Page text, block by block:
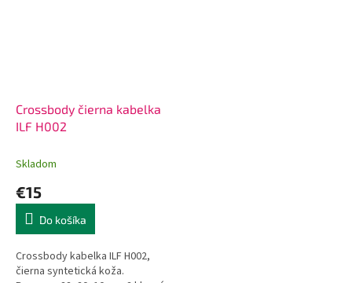
Crossbody čierna kabelka
ILF H002
Skladom
€15
Do košíka
Crossbody kabelka ILF H002,
čierna syntetická koža.